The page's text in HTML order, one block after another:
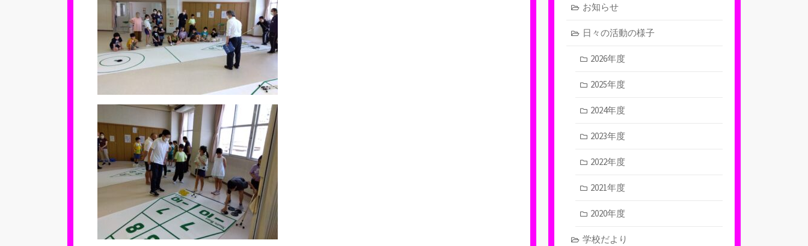
お知らせ
日々の活動の様子
2026年度
2025年度
2024年度
2023年度
2022年度
2021年度
2020年度
学校だより